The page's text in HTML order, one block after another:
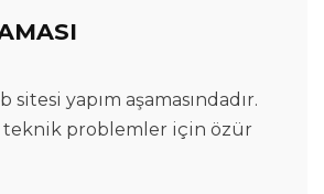
sitesi yapım aşamasındadır.
teknik problemler için özür